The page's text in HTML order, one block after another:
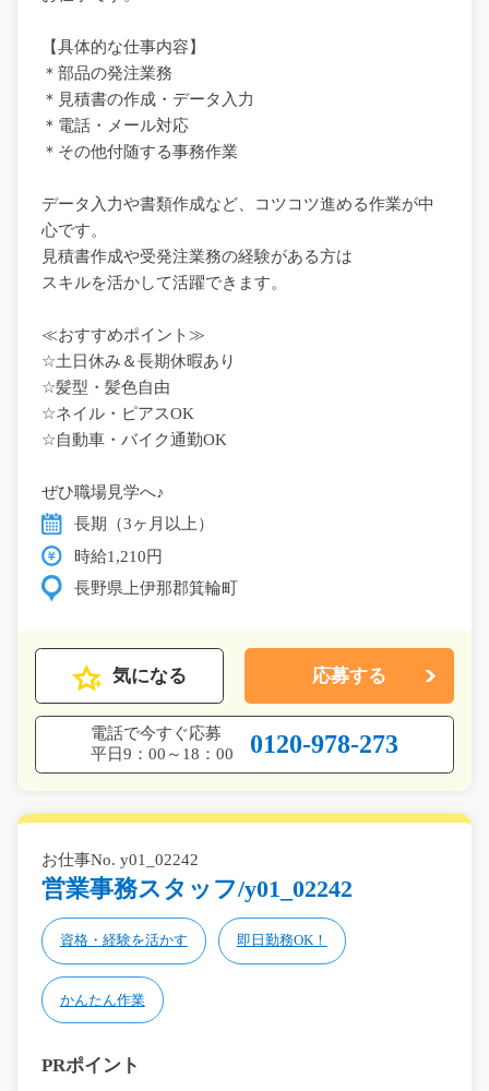
【具体的な仕事内容】
＊部品の発注業務
＊見積書の作成・データ入力
＊電話・メール対応
＊その他付随する事務作業
データ入力や書類作成など、コツコツ進める作業が中
心です。
見積書作成や受発注業務の経験がある方は
スキルを活かして活躍できます。
≪おすすめポイント≫
☆土日休み＆長期休暇あり
☆髪型・髪色自由
☆ネイル・ピアスOK
☆自動車・バイク通勤OK
ぜひ職場見学へ♪
長期（3ヶ月以上）
時給1,210円
長野県上伊那郡箕輪町
気になる 応募する
電話で今すぐ応募
平日9：00～18：00
0120-978-273
お仕事No. y01_02242
営業事務スタッフ/y01_02242
資格・経験を活かす 即日勤務OK！
かんたん作業
PRポイント